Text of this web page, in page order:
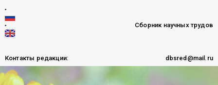
Сборник научных трудов
Контакты редакции: dbsred@mail.ru